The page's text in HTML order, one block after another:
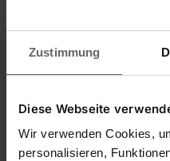
Zustimmung
Diese Webseite
Wir verwenden Cookies,
personalisieren,